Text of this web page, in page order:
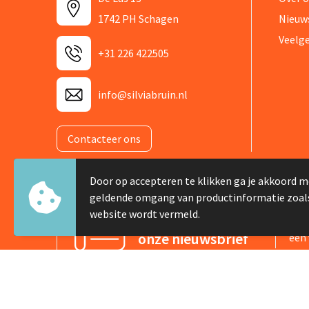
1742 PH Schagen
+31 226 422505
info@silviabruin.nl
Contacteer ons
Meld je aan voor
onze nieuwsbrief
één
Door op accepteren te klikken ga je akkoord
geldende omgang van productinformatie
website wordt vermeld.